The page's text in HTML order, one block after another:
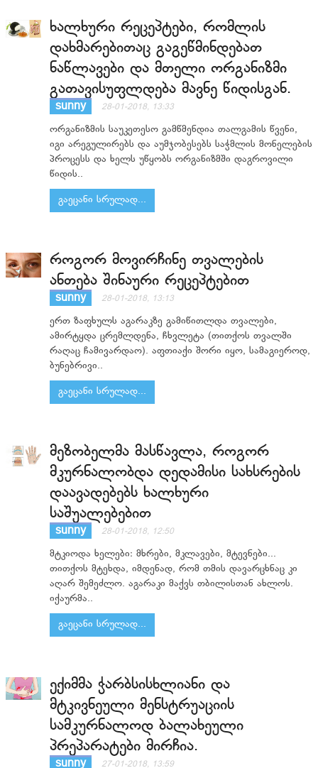
ხალხური რეცეპტები, რომლის
დახმარებითაც გაგეწმინდებათ
ნაწლავები და მთელი ორგანიზმი
გათავისუფლდება მავნე წიდისგან.
sunny 28-01-2018, 13:33
ორგანიზმის საუკეთესო გამწმენდია თალგამის წვენი,
იგი არეგულირებს და აუმჯობესებს საჭმლის მონელების
პროცესს და ხელს უწყობს ორგანიზმში დაგროვილი
წიდის..
გაეცანი სრულად...
როგორ მოვირჩინე თვალების
ანთება შინაური რეცეპტებით
sunny 28-01-2018, 13:13
ერთ ზაფხულს აგარაკზე გამიწითლდა თვალები,
ამირტყდა ცრემლდენა, ჩხვლეტა (თითქოს თვალში
რაღაც ჩამივარდაო). აფთიაქი შორი იყო, სამაგიეროდ,
ბუნებრივი..
გაეცანი სრულად...
მეზობელმა მასწავლა, როგორ
მკურნალობდა დედამისი სახსრების
დაავადებებს ხალხური
საშუალებებით
sunny 28-01-2018, 12:50
მტკიოდა ხელები: მხრები, მკლავები, მტევნები...
თითქოს მტეხდა, იმდენად, რომ თმის დავარცხნაც კი
აღარ შემეძლო. აგარაკი მაქვს თბილისთან ახლოს.
იქაურმა..
გაეცანი სრულად...
ექიმმა ჭარბსისხლიანი და
მტკივნეული მენსტრუაციის
სამკურნალოდ ბალახეული
პრეპარატები მირჩია.
sunny 27-01-2018, 13:59